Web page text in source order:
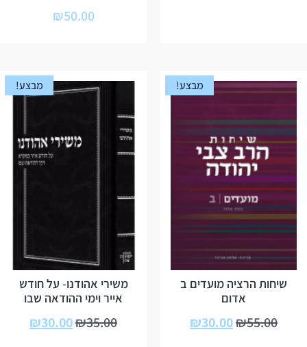
₪50.00
מבצע!
שיחות הרציה מועדים ב
אדום
₪55.00
₪30.00
מבצע!
משירי אהודנו- על חודש
אייר וימי ההודאה שבו
₪35.00
₪30.00